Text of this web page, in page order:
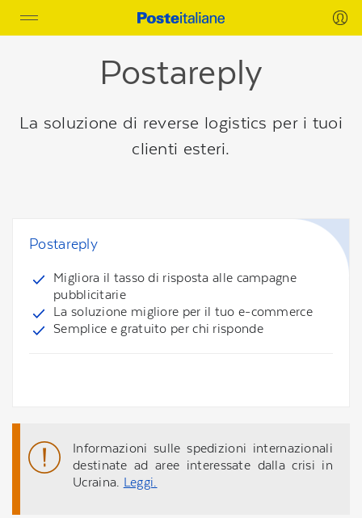
Toggle
navigation
Postareply
La soluzione di reverse logistics per i tuoi
clienti esteri.
Postareply
Migliora il tasso di risposta alle campagne
pubblicitarie
La soluzione migliore per il tuo e-commerce
Semplice e gratuito per chi risponde
Informazioni sulle spedizioni internazionali
destinate ad aree interessate dalla crisi in
Ucraina. Leggi.